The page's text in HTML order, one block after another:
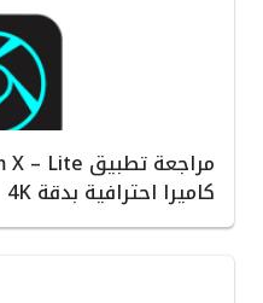
كاميرا احترافية بدقة 4K